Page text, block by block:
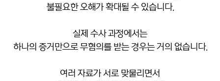
불필요한 오해가 확대될 수 있습니다.
실제 수사 과정에서는
하나의 증거만으로 무혐의를 받는 경우는 거의 없습니다.
여러 자료가 서로 맞물리면서